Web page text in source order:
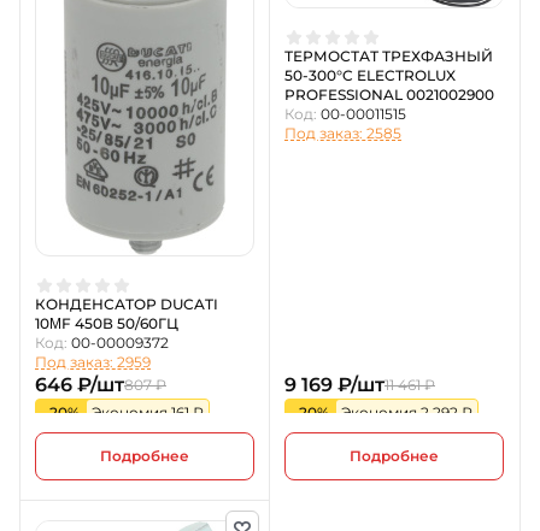
КОНДЕНСАТОР DUCATI
10ΜF 450В 50/60ГЦ
Код: 00-00009372
Под заказ: 2959
646 ₽/шт807 ₽
-20%
Экономия 161 ₽
Подробнее
ТЕРМОСТАТ ТРЕХФАЗНЫЙ
50-300°C ELECTROLUX
PROFESSIONAL 0021002900
Код: 00-00011515
Под заказ: 2585
9 169 ₽/шт11 461 ₽
-20%
Экономия 2 292 ₽
Подробнее